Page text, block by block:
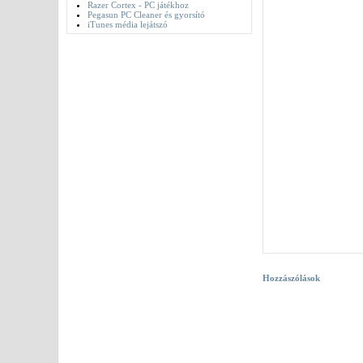
Razer Cortex - PC játékhoz
Pegasun PC Cleaner és gyorsító
iTunes média lejátszó
Hozzászólások